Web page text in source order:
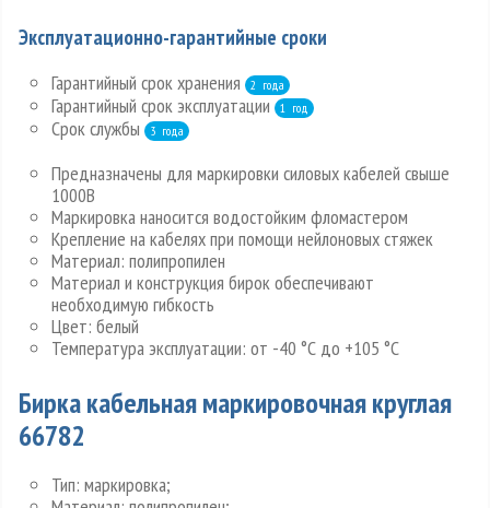
Эксплуатационно-гарантийные сроки
Гарантийный срок хранения 2 года
Гарантийный срок эксплуатации 1 год
Срок службы 3 года
Предназначены для маркировки силовых кабелей свыше
1000В
Маркировка наносится водостойким фломастером
Крепление на кабелях при помощи нейлоновых стяжек
Материал: полипропилен
Материал и конструкция бирок обеспечивают
необходимую гибкость
Цвет: белый
Температура эксплуатации: от -40 °С до +105 °С
Бирка кабельная маркировочная круглая
66782
Тип: маркировка;